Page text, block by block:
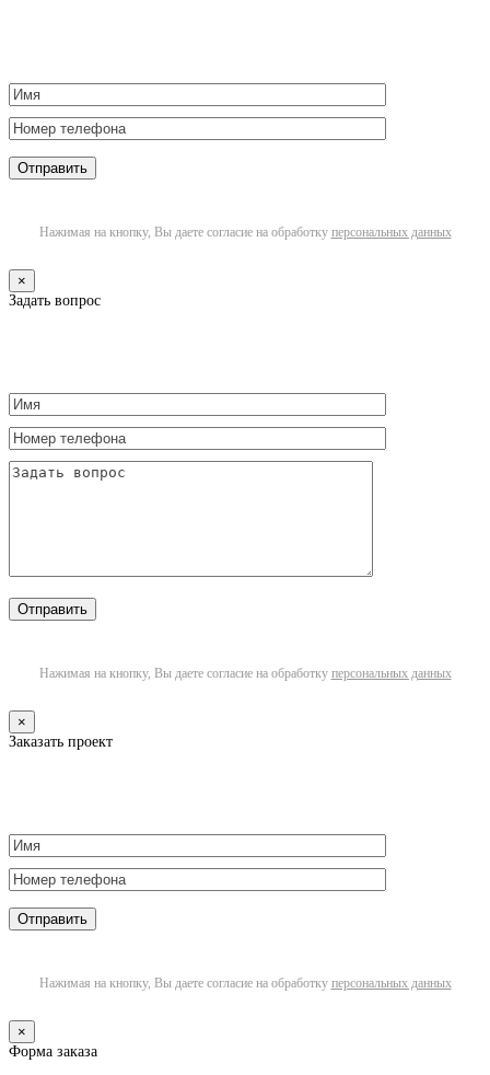
Нажимая на кнопку, Вы даете согласие на обработку персональных данных
×
Задать вопрос
Нажимая на кнопку, Вы даете согласие на обработку персональных данных
×
Заказать проект
Нажимая на кнопку, Вы даете согласие на обработку персональных данных
×
Форма заказа